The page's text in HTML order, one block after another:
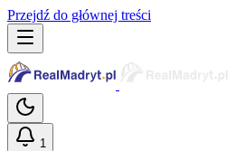
Przejdź do głównej treści
1